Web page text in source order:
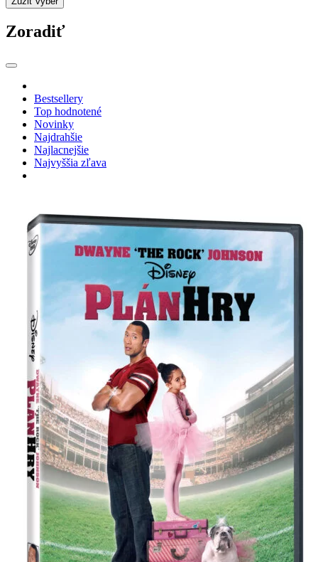
Zoradiť
Bestsellery
Top hodnotené
Novinky
Najdrahšie
Najlacnejšie
Najvyššia zľava